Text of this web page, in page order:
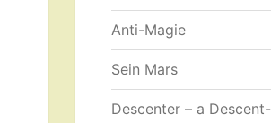
Anti-Magie
Sein Mars
Descenter – a Descent-